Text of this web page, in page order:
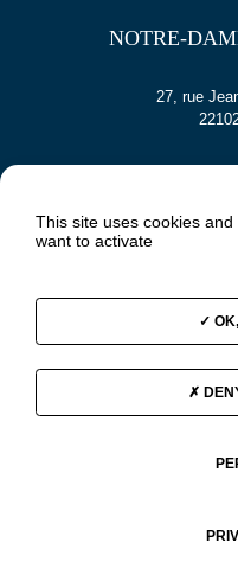
NOTRE-
27, rue
This site uses cookies
want to activate